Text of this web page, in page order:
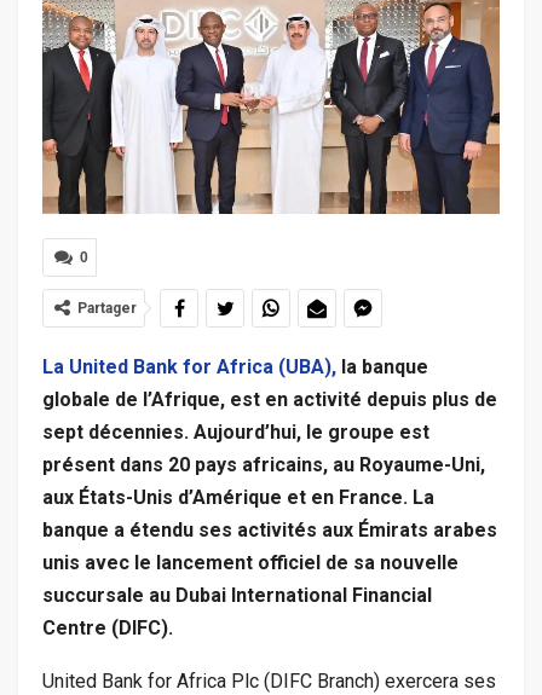
0
Partager
La United Bank for Africa (UBA), la banque
globale de l’Afrique, est en activité depuis plus de
sept décennies. Aujourd’hui, le groupe est
présent dans 20 pays africains, au Royaume-Uni,
aux États-Unis d’Amérique et en France. La
banque a étendu ses activités aux Émirats arabes
unis avec le lancement officiel de sa nouvelle
succursale au Dubai International Financial
Centre (DIFC).
United Bank for Africa Plc (DIFC Branch) exercera ses